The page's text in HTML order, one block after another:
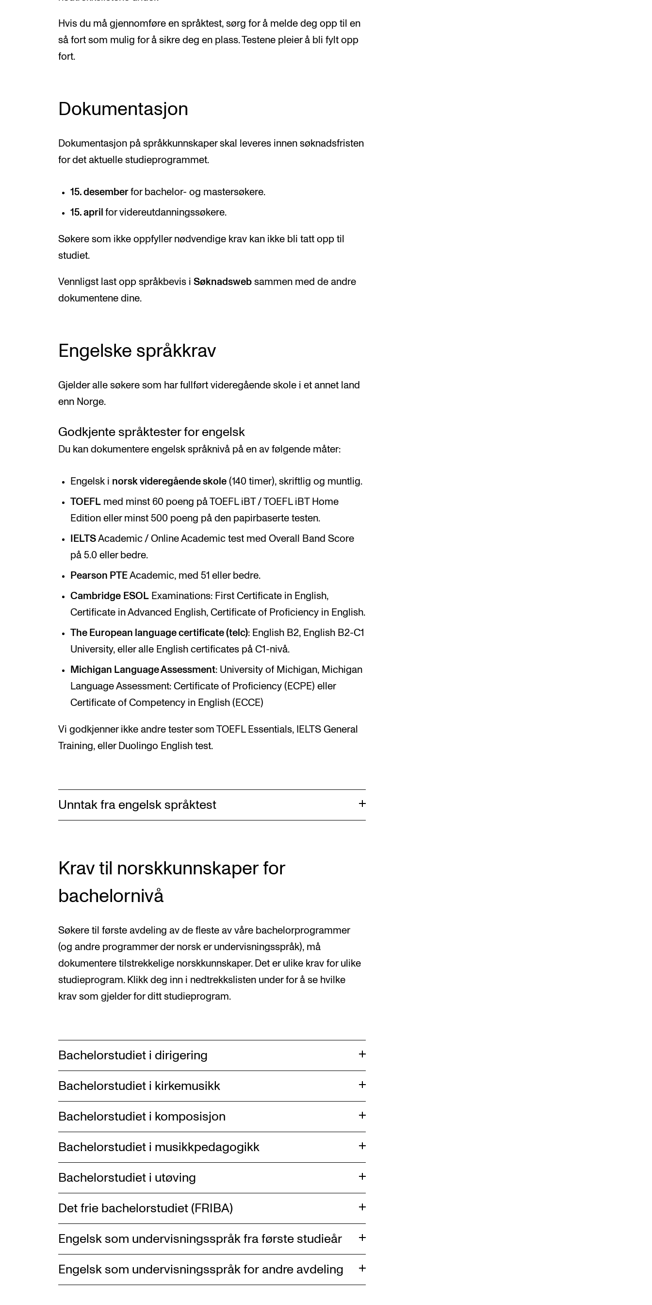
Hvis du må gjennomføre en språktest, sørg for å melde deg opp til en
så fort som mulig for å sikre deg en plass. Testene pleier å bli fylt opp
fort.
Dokumentasjon
Dokumentasjon på språkkunnskaper skal leveres innen søknadsfristen
for det aktuelle studieprogrammet.
15. desember for bachelor- og mastersøkere.
15. april for videreutdanningssøkere.
Søkere som ikke oppfyller nødvendige krav kan ikke bli tatt opp til
studiet.
Vennligst last opp språkbevis i Søknadsweb sammen med de andre
dokumentene dine.
Engelske språkkrav
Gjelder alle søkere som har fullført videregående skole i et annet land
enn Norge.
Godkjente språktester for engelsk
Du kan dokumentere engelsk språknivå på en av følgende måter:
Engelsk i norsk videregående skole(140 timer), skriftlig og muntlig.
TOEFLmed minst 60 poeng på TOEFL iBT / TOEFL iBT Home
Edition eller minst 500 poeng på den papirbaserte testen.
IELTSAcademic / Online Academic test med Overall Band Score
på 5.0 eller bedre.
Pearson PTEAcademic, med 51 eller bedre.
Cambridge ESOLExaminations: First Certificate in English,
Certificate in Advanced English, Certificate of Proficiency in English.
The European language certificate (telc): English B2, English B2-C1
University, eller alle English certificates på C1-nivå.
Michigan Language Assessment: University of Michigan, Michigan
Language Assessment: Certificate of Proficiency (ECPE) eller
Certificate of Competency in English (ECCE)
Vi godkjenner ikke andre tester som TOEFL Essentials, IELTS General
Training, eller Duolingo English test.
Unntak fra engelsk språktest
Krav til norskkunnskaper for
bachelornivå
Søkere til første avdeling av de fleste av våre bachelorprogrammer
(og andre programmer der norsk er undervisningsspråk), må
dokumentere tilstrekkelige norskkunnskaper. Det er ulike krav for ulike
studieprogram. Klikk deg inn i nedtrekkslisten under for å se hvilke
krav som gjelder for ditt studieprogram.
Bachelorstudiet i dirigering
Bachelorstudiet i kirkemusikk
Bachelorstudiet i komposisjon
Bachelorstudiet i musikkpedagogikk
Bachelorstudiet i utøving
Det frie bachelorstudiet (FRIBA)
Engelsk som undervisningsspråk fra første studieår
Engelsk som undervisningsspråk for andre avdeling